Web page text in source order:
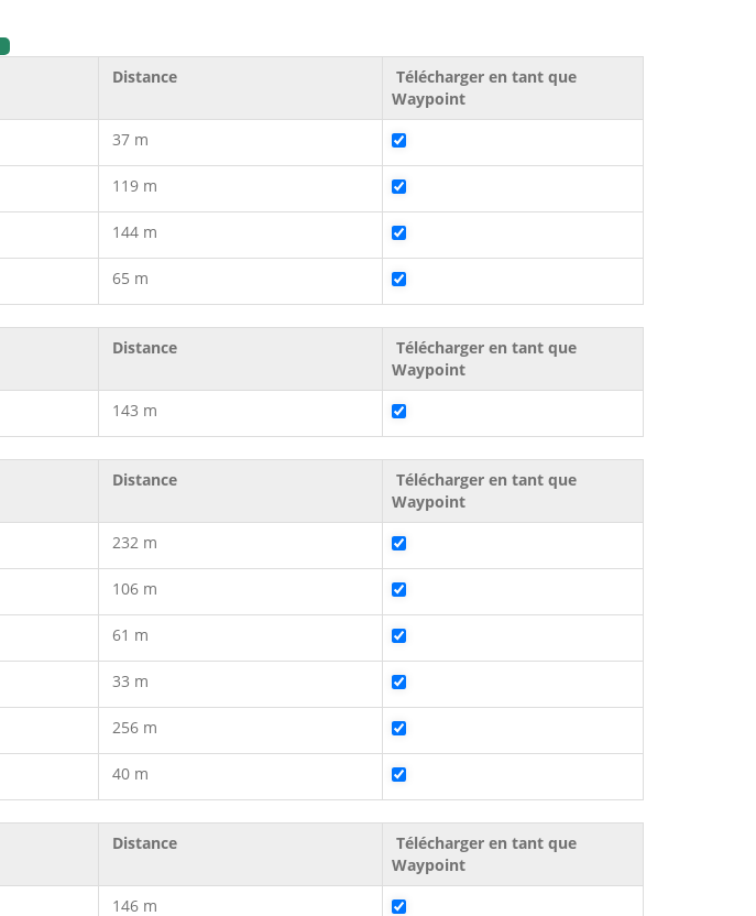
Distance
Télécharger en tant que
Waypoint
37 m
119 m
144 m
65 m
Distance
Télécharger en tant que
Waypoint
143 m
Distance
Télécharger en tant que
Waypoint
232 m
106 m
61 m
33 m
256 m
40 m
Distance
Télécharger en tant que
Waypoint
146 m